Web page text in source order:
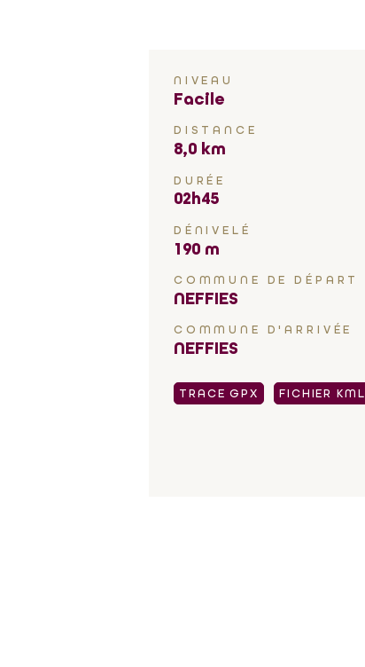
NIVEAU
Facile
DISTANCE
8,0 km
DURÉE
02h45
DÉNIVELÉ
190 m
COMMUNE DE DÉPART
NEFFIES
COMMUNE D'ARRIVÉE
NEFFIES
TRACE GPX FICHIER KML